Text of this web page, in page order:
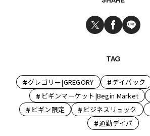
TAG
#グレゴリー|GREGORY #デイパック
# ビギンマーケット|Begin Market
# ビギン限定 # ビジネスリュック
#通勤デイパ